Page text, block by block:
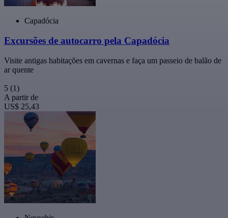
Capadócia
Excursões de autocarro pela Capadócia
Visite antigas habitações em cavernas e faça um passeio de balão de
ar quente
5 (1)
A partir de
US$ 25,43